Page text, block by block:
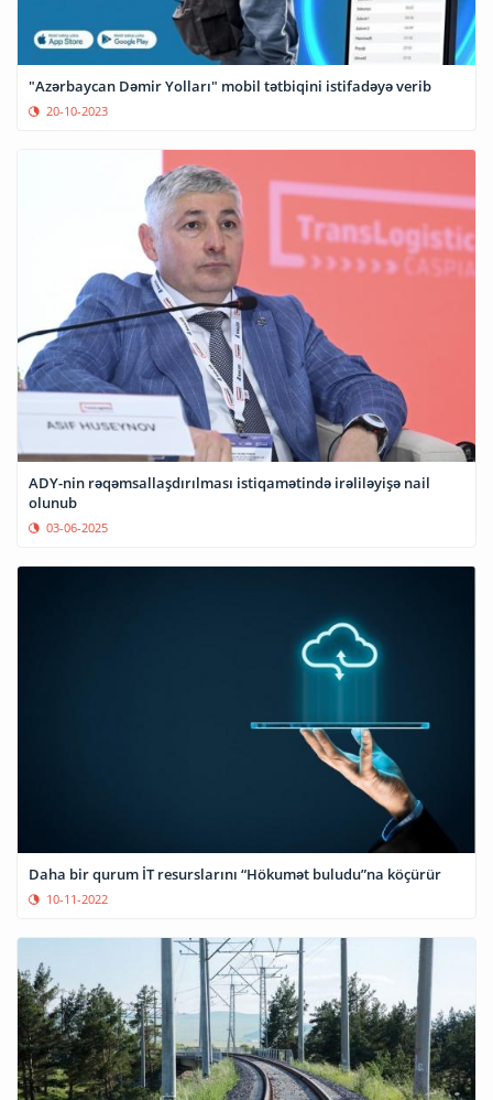
"Azərbaycan Dəmir Yolları" mobil tətbiqini istifadəyə verib
20-10-2023
ADY-nin rəqəmsallaşdırılması istiqamətində irəliləyişə nail
olunub
03-06-2025
Daha bir qurum İT resurslarını “Hökumət buludu”na köçürür
10-11-2022